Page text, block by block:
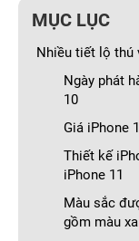
MỤC LỤC
Nhiều tiết lộ thú
Ngày phát
10
Giá iPhone
Thiết kế
iPhone 11
Màu sắc
gồm màu